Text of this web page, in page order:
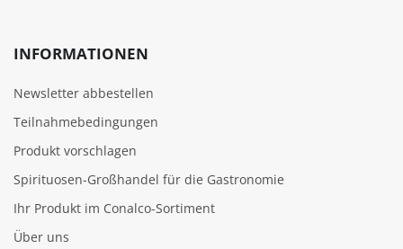
INFORMATIONEN
Newsletter abbestellen
Teilnahmebedingungen
Produkt vorschlagen
Spirituosen-Großhandel für die Gastronomie
Ihr Produkt im Conalco-Sortiment
Über uns